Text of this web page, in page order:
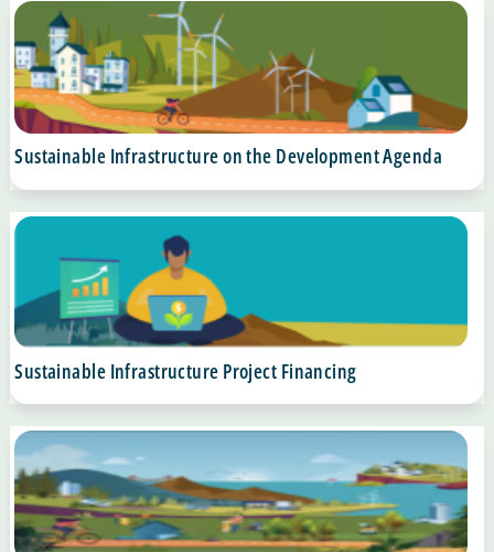
Sustainable Infrastructure on the Development Agenda
Sustainable Infrastructure Project Financing